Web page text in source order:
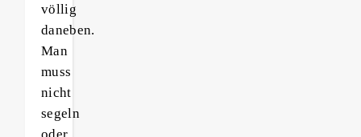
völlig
daneben.
Man
muss
nicht
segeln